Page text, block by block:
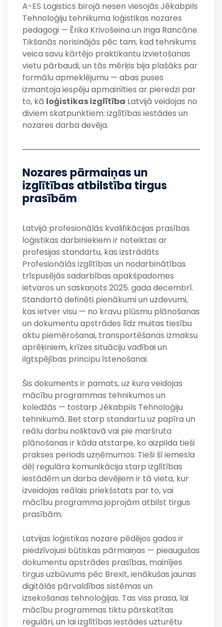
A-ES Logistics birojā nesen viesojās Jēkabpils
Tehnoloģiju tehnikuma loģistikas nozares
pedagogi — Ērika Krivošeina un Inga Rancāne.
Tikšanās norisinājās pēc tam, kad tehnikums
veica savu kārtējo praktikantu izvietošanas
vietu pārbaudi, un tās mērķis bija plašāks par
formālu apmeklējumu — abas puses
izmantoja iespēju apmainīties ar pieredzi par
to, kā loģistikas izglītība Latvijā veidojas no
diviem skatpunktiem: izglītības iestādes un
nozares darba devēja.
Nozares pārmaiņas un
izglītības atbilstība tirgus
prasībām
Latvijā profesionālās kvalifikācijas prasības
loģistikas darbiniekiem ir noteiktas ar
profesijas standartu, kas izstrādāts
Profesionālās izglītības un nodarbinātības
trīspusējās sadarbības apakšpadomes
ietvaros un saskaņots 2025. gada decembrī.
Standartā definēti pienākumi un uzdevumi,
kas ietver visu — no kravu plūsmu plānošanas
un dokumentu apstrādes līdz muitas tiesību
aktu piemērošanai, transportēšanas izmaksu
aprēķiniem, krīzes situāciju vadībai un
ilgtspējības principu īstenošanai.
Šis dokuments ir pamats, uz kura veidojas
mācību programmas tehnikumos un
koledžās — tostarp Jēkabpils Tehnoloģiju
tehnikumā. Bet starp standartu uz papīra un
reālu darbu noliktavā vai pie maršruta
plānošanas ir kāda atstarpe, ko aizpilda tieši
prakses periods uzņēmumos. Tieši šī iemesla
dēļ regulāra komunikācija starp izglītības
iestādēm un darba devējiem ir tā vieta, kur
izveidojas reālais priekšstats par to, vai
mācību programma joprojām atbilst tirgus
prasībām.
Latvijas loģistikas nozare pēdējos gados ir
piedzīvojusi būtiskas pārmaiņas — pieaugušas
dokumentu apstrādes prasības, mainījies
tirgus uzbūvums pēc Brexit, ienākušas jaunas
digitālās pārvaldības sistēmas un
izsekošanas tehnoloģijas. Tas viss prasa, lai
mācību programmas tiktu pārskatītas
regulāri, un lai izglītības iestādes uzturētu